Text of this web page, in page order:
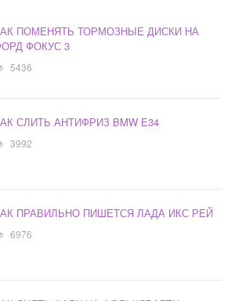
ПОМЕНЯТЬ ТОРМОЗНЫЕ ДИСКИ НА
ФОКУС 3
5436
СЛИТЬ АНТИФРИЗ BMW E34
3992
ПРАВИЛЬНО ПИШЕТСЯ ЛАДА ИКС РЕЙ
6976